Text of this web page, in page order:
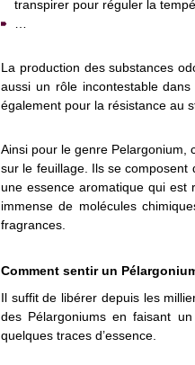
transpirer pour réguler la
La production des substances
aussi un rôle incontestable
également pour la résistance au
Ainsi pour le genre Pelargonium,
sur le feuillage. Ils se composent
une essence aromatique qui est
immense de molécules
fragrances.
Comment sentir un
Il suffit de libérer depuis les
des Pélargoniums en faisant
quelques traces d’essence.